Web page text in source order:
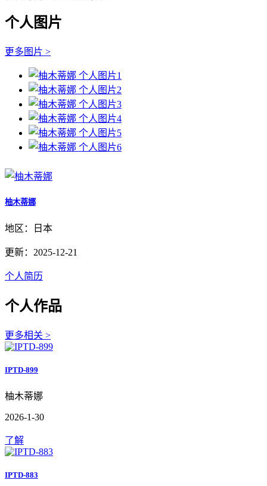
个人图片
更多图片 >
柚木蒂娜
地区：日本
更新：2025-12-21
个人简历
个人作品
更多相关 >
IPTD-899
柚木蒂娜
2026-1-30
了解
IPTD-883